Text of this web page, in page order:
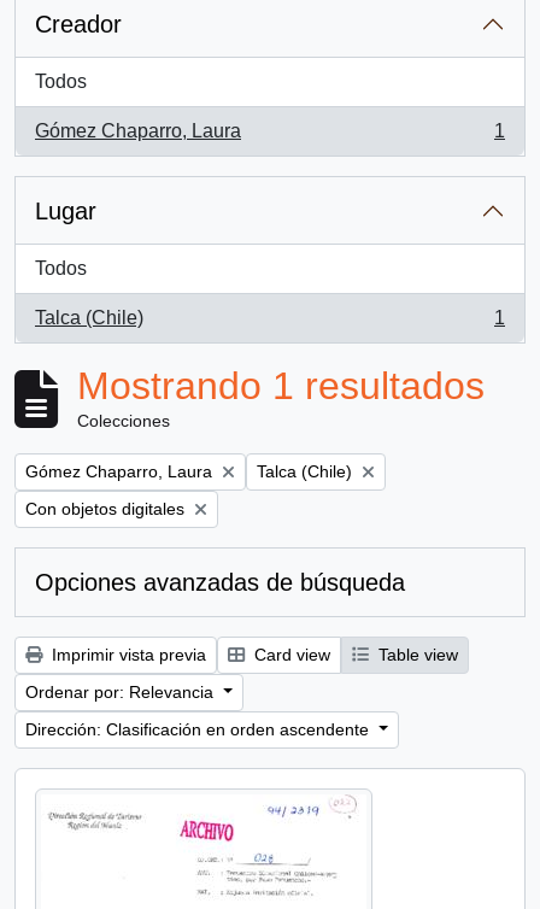
Creador
Todos
Gómez Chaparro, Laura
, 1 resultados
1
Lugar
Todos
Talca (Chile)
, 1 resultados
1
Mostrando 1 resultados
Colecciones
Remove filter:
Gómez Chaparro, Laura Remove filter:
Talca (Chile)
Remove filter:
Con objetos digitales
Opciones avanzadas de búsqueda
Imprimir vista previa Card view
Table view
Ordenar por: Relevancia
Dirección: Clasificación en orden ascendente